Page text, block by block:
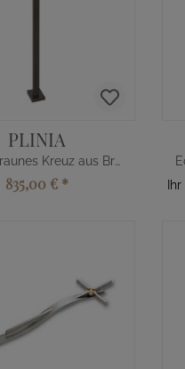
PLINIA
Dunkelbraunes Kreuz aus Bronze
835,00 € *